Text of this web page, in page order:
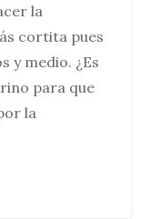
la
cortita pues
y medio. ¿Es
para que
la